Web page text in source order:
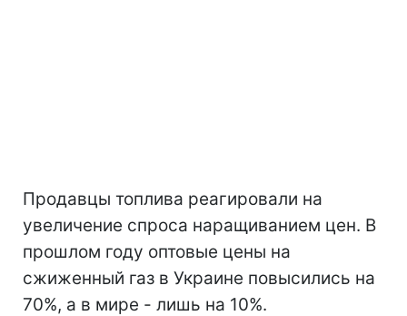
Продавцы топлива реагировали на
увеличение спроса наращиванием цен. В
прошлом году оптовые цены на
сжиженный газ в Украине повысились на
70%, а в мире - лишь на 10%.